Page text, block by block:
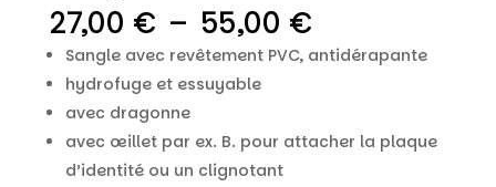
27,00 € – 55,00 €Plage
de
prix :
55,00 €
Sangle avec revêtement PVC, antidérapante
hydrofuge et essuyable
avec dragonne
avec œillet par ex. B. pour attacher la plaque
d’identité ou un clignotant